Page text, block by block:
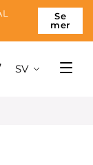
Se
mer
SV